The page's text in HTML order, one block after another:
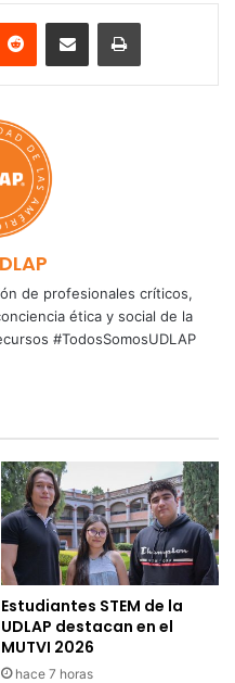
Reddit Share via Email Print
de profesionales críticos,
ética y social de la
#TodosSomosUDLAP
Estudiantes STEM de la
UDLAP destacan en el
MUTVI 2026
hace 7 horas